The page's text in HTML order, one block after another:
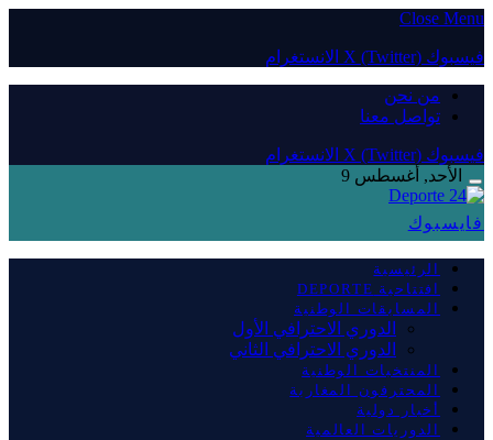
Close Menu
فيسبوك X (Twitter) الانستغرام
من نحن
تواصل معنا
فيسبوك X (Twitter) الانستغرام
الأحد, أغسطس 9
فايسبوك
الرئيسية
افتتاحية DEPORTE
المسابقات الوطنية
الدوري الاحترافي الأول
الدوري الاحترافي الثاني
المنتخبات الوطنية
المحترفون المغاربة
أخبار دولية
الدوريات العالمية